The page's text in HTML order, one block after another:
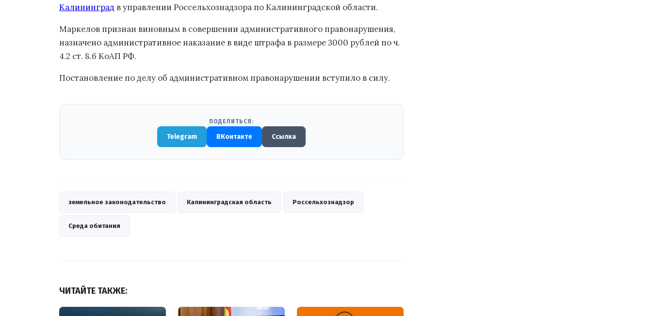
Калининград в управлении Россельхознадзора по Калининградской области.
Маркелов признан виновным в совершении административного правонарушения,
назначено административное наказание в виде штрафа в размере 3000 рублей по ч.
4.2 ст. 8.6 КоАП РФ.
Постановление по делу об административном правонарушении вступило в силу.
ПОДЕЛИТЬСЯ:
Telegram ВКонтакте Ссылка
земельное законодательство Калининградская область Россельхознадзор
Среда обитания
ЧИТАЙТЕ ТАКЖЕ: